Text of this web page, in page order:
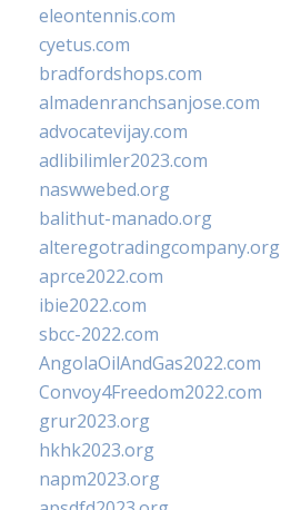
eleontennis.com
cyetus.com
bradfordshops.com
almadenranchsanjose.com
advocatevijay.com
adlibilimler2023.com
naswwebed.org
balithut-manado.org
alteregotradingcompany.org
aprce2022.com
ibie2022.com
sbcc-2022.com
AngolaOilAndGas2022.com
Convoy4Freedom2022.com
grur2023.org
hkhk2023.org
napm2023.org